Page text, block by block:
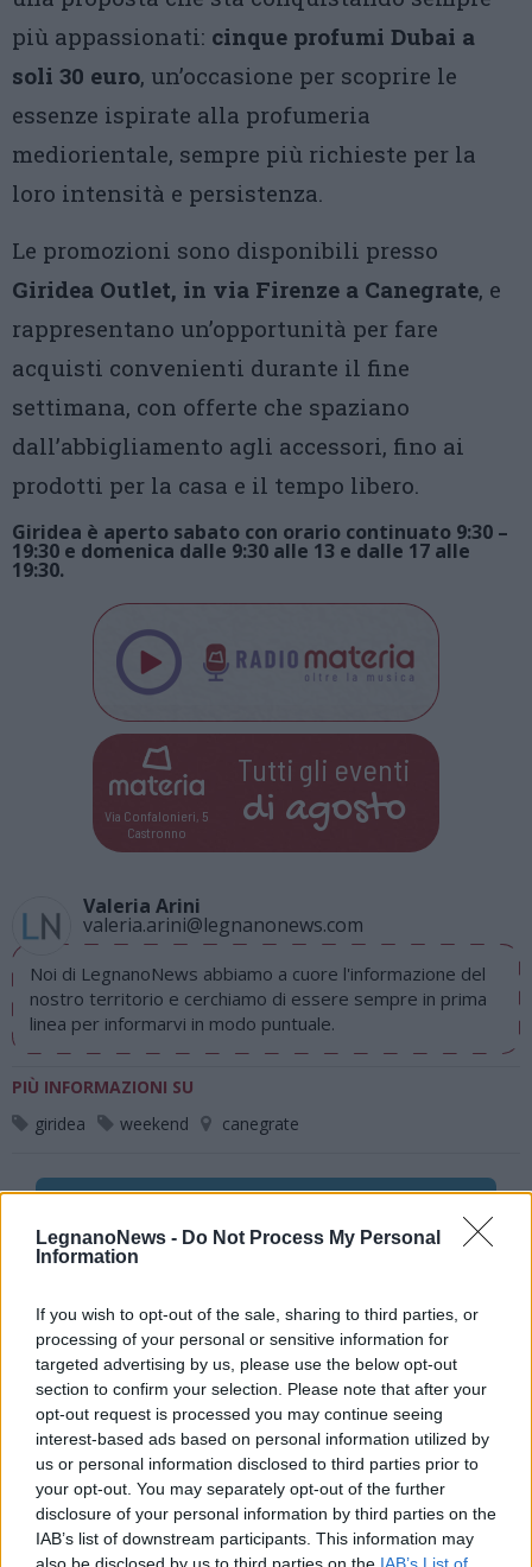
LegnanoNews - Do Not Process My Personal
Information
If you wish to opt-out of the sale, sharing to third parties, or
processing of your personal or sensitive information for
targeted advertising by us, please use the below opt-out
section to confirm your selection. Please note that after your
opt-out request is processed you may continue seeing
interest-based ads based on personal information utilized by
us or personal information disclosed to third parties prior to
your opt-out. You may separately opt-out of the further
disclosure of your personal information by third parties on the
IAB’s list of downstream participants. This information may
also be disclosed by us to third parties on the IAB’s List of
più appassionati: cinque profumi Dubai a
soli 30 euro, un’occasione per scoprire le
essenze ispirate alla profumeria
mediorientale, sempre più richieste per la
loro intensità e persistenza.
Le promozioni sono disponibili presso
Giridea Outlet, in via Firenze a Canegrate, e
rappresentano un’opportunità per fare
acquisti convenienti durante il fine
settimana, con offerte che spaziano
dall’abbigliamento agli accessori, fino ai
prodotti per la casa e il tempo libero.
Giridea è aperto sabato con orario continuato 9:30 –
19:30 e domenica dalle 9:30 alle 13 e dalle 17 alle
19:30.
Via Confalonieri, 5
Castronno
Tutti gli eventi
di agosto
Valeria Arini
valeria.arini@legnanonews.com
Noi di LegnanoNews abbiamo a cuore l'informazione del
nostro territorio e cerchiamo di essere sempre in prima
linea per informarvi in modo puntuale.
PIÙ INFORMAZIONI SU
giridea
weekend canegrate
LEGGI GLI ALTRI ARTICOLI DI
Selezioniamo per te
Il meglio di
Iscriviti alla